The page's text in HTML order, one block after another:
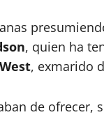
, quien ha
, exmarido
de ofrecer,